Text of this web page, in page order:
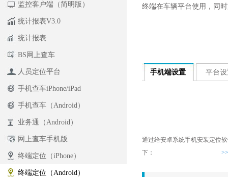
监控客户端（简明版）
统计报表V3.0
统计报表
BS网上查车
人员定位平台
手机查车iPhone/iPad
手机查车（Android）
业务通（Android）
网上查车手机版
终端定位（iPhone）
终端定位（Android）
终端在车辆平台使用，同
手机端设置 平台
通过给安卓系统手机安装定位
下：